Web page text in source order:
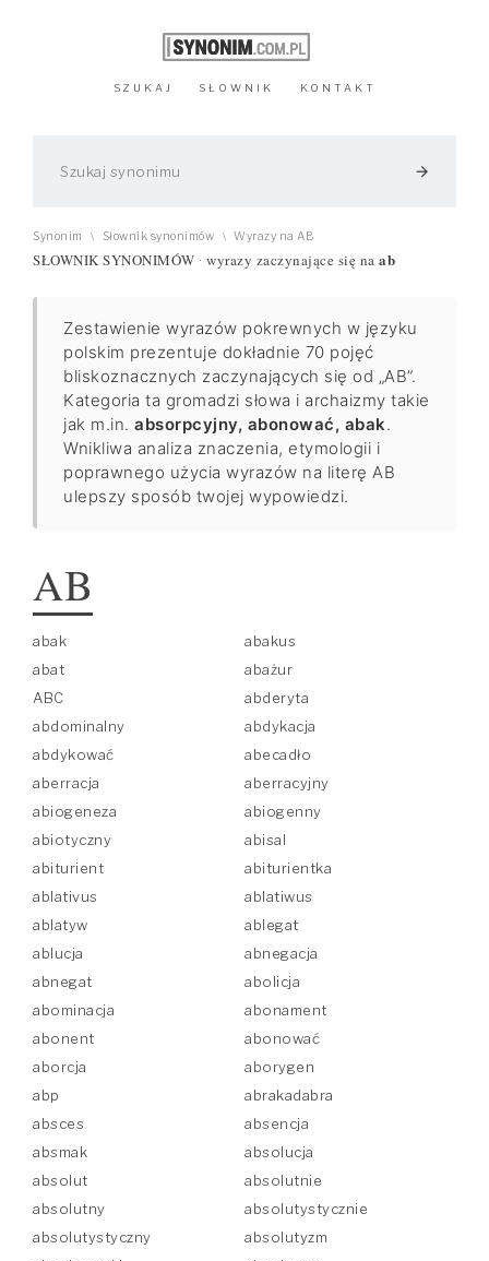
SZUKAJ SŁOWNIK KONTAKT
arrow_forward
Synonim \ Słownik synonimów \ Wyrazy na AB
SŁOWNIK SYNONIMÓW · wyrazy zaczynające się na ab
Zestawienie wyrazów pokrewnych w języku
polskim prezentuje dokładnie 70 pojęć
bliskoznacznych zaczynających się od „AB”.
Kategoria ta gromadzi słowa i archaizmy takie
jak m.in. absorpcyjny, abonować, abak.
Wnikliwa analiza znaczenia, etymologii i
poprawnego użycia wyrazów na literę AB
ulepszy sposób twojej wypowiedzi.
AB
abak
abakus
abat
abażur
ABC
abderyta
abdominalny
abdykacja
abdykować
abecadło
aberracja
aberracyjny
abiogeneza
abiogenny
abiotyczny
abisal
abiturient
abiturientka
ablativus
ablatiwus
ablatyw
ablegat
ablucja
abnegacja
abnegat
abolicja
abominacja
abonament
abonent
abonować
aborcja
aborygen
abp
abrakadabra
absces
absencja
absmak
absolucja
absolut
absolutnie
absolutny
absolutystycznie
absolutystyczny
absolutyzm